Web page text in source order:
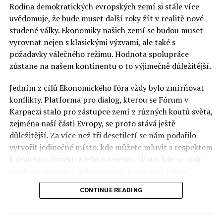
Rodina demokratických evropských zemí si stále více
uvědomuje, že bude muset další roky žít v realitě nové
studené války. Ekonomiky našich zemí se budou muset
vyrovnat nejen s klasickými výzvami, ale také s
požadavky válečného režimu. Hodnota spolupráce
zůstane na našem kontinentu o to výjimečně důležitější.
Jedním z cílů Ekonomického fóra vždy bylo zmírňovat
konflikty. Platforma pro dialog, kterou se Fórum v
Karpaczi stalo pro zástupce zemí z různých koutů světa,
zejména naší části Evropy, se proto stává ještě
důležitější. Za více než tři desetiletí se nám podařilo
vytvořit jedinečné místo, kde můžete mluvit s respektem
k druhému člověku a jeho názorům. Místo, kde se rodí
Polsko musí mít instituce, jejichž horizont činnosti je
politický tým. Pouze to vám dává šanci skutečně řešit
CONTINUE READING